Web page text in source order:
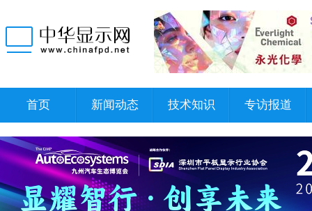
首页 新闻动态 技术知识 专访报道